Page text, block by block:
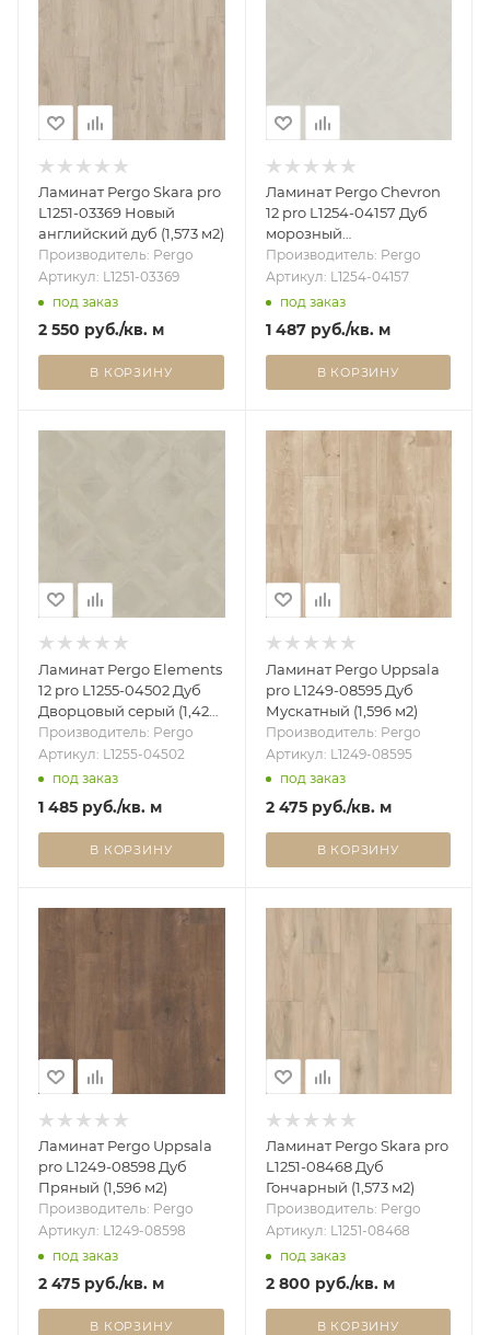
Ламинат Pergo Skara pro
L1251-03369 Новый
английский дуб (1,573 м2)
Производитель: Pergo
Артикул: L1251-03369
под заказ
2 550 руб./кв. м
В КОРЗИНУ
Ламинат Pergo Chevron
12 pro L1254-04157 Дуб
морозный
патинированный (1,426
м2)
Производитель: Pergo
Артикул: L1254-04157
под заказ
1 487руб./кв. м
В КОРЗИНУ
Ламинат Pergo Elements
12 pro L1255-04502 Дуб
Дворцовый серый (1,426
м2)
Производитель: Pergo
Артикул: L1255-04502
под заказ
1 485 руб./кв. м
В КОРЗИНУ
Ламинат Pergo Uppsala
pro L1249-08595 Дуб
Мускатный (1,596 м2)
Производитель: Pergo
Артикул: L1249-08595
под заказ
2 475руб./кв. м
В КОРЗИНУ
Ламинат Pergo Uppsala
pro L1249-08598 Дуб
Пряный (1,596 м2)
Производитель: Pergo
Артикул: L1249-08598
под заказ
2 475 руб./кв. м
В КОРЗИНУ
Ламинат Pergo Skara pro
L1251-08468 Дуб
Гончарный (1,573 м2)
Производитель: Pergo
Артикул: L1251-08468
под заказ
2 800 руб./кв. м
В КОРЗИНУ